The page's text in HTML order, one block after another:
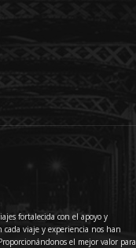
fortalecida con el apoyo y
cada viaje y experiencia nos han
el mejor valor para